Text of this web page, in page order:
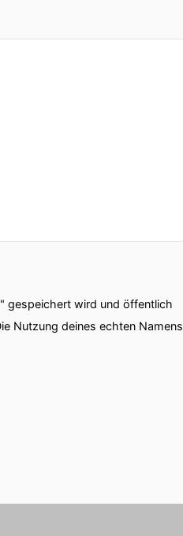
gespeichert wird und öffentlich
Nutzung deines echten Namens